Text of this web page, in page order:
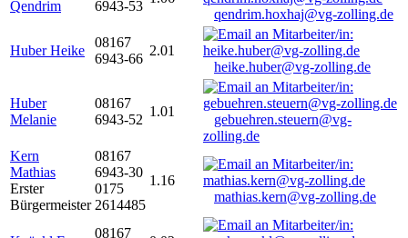
Qendrim
6943-53
qendrim.hoxhaj@vg-zolling.de
Huber Heike
08167
6943-66
2.01
heike.huber@vg-zolling.de
Huber
Melanie
08167
6943-52
1.01
gebuehren.steuern@vg-
zolling.de
Kern
Mathias
Erster
Bürgermeister
08167
6943-30
0175
2614485
1.16
mathias.kern@vg-zolling.de
08167